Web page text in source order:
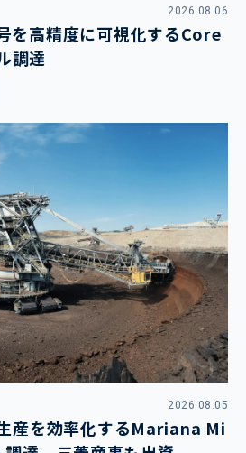
2026.08.06
を高精度に可視化するCore
調達
2026.08.05
産を効率化するMariana Mi